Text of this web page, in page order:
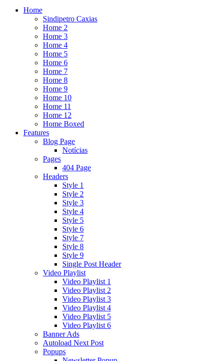
Home
Sindipetro Caxias
Home 2
Home 3
Home 4
Home 5
Home 6
Home 7
Home 8
Home 9
Home 10
Home 11
Home 12
Home Boxed
Features
Blog Page
Notícias
Pages
404 Page
Headers
Style 1
Style 2
Style 3
Style 4
Style 5
Style 6
Style 7
Style 8
Style 9
Single Post Header
Video Playlist
Video Playlist 1
Video Playlist 2
Video Playlist 3
Video Playlist 4
Video Playlist 5
Video Playlist 6
Banner Ads
Autoload Next Post
Popups